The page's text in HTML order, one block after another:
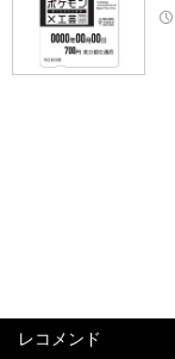
レコメンド